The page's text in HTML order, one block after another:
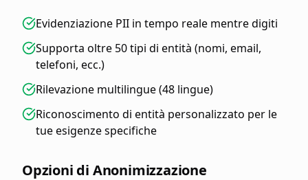
Evidenziazione PII in tempo reale mentre digiti
Supporta oltre 50 tipi di entità (nomi, email,
telefoni, ecc.)
Rilevazione multilingue (48 lingue)
Riconoscimento di entità personalizzato per le
tue esigenze specifiche
Opzioni di Anonimizzazione